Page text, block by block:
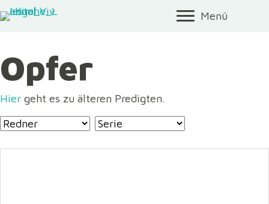
Menü
Opfer
Hier geht es zu älteren Predigten.